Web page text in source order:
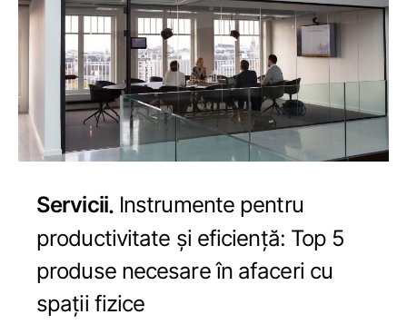
Servicii Instrumente pentru
productivitate și eficiență: Top 5
produse necesare în afaceri cu
spații fizice